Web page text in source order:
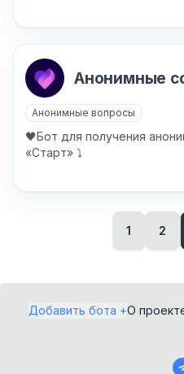
Как добавить бота?
Анонимные
Анонимные вопросы
🖤Бот для получения
«Старт» ⤵️
1 2
Добавить бота +О